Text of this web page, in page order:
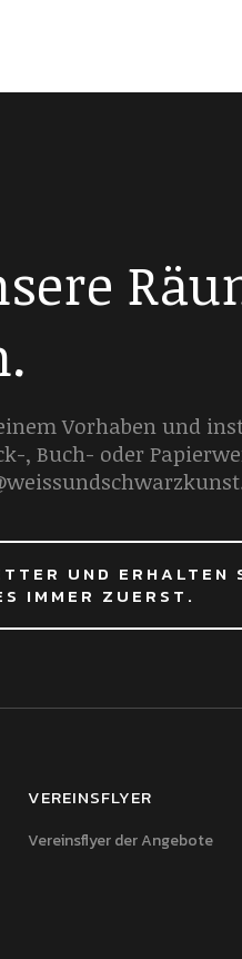
Vorhaben und
, Buch- oder
UND ERHALTEN
IMMER ZUERST.
VEREINSFLYER
Vereinsflyer der Angebote